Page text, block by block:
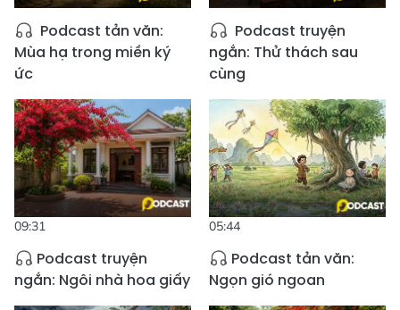
Podcast tản văn:
Mùa hạ trong miền ký
ức
Podcast truyện
ngắn: Thử thách sau
cùng
09:31
Podcast truyện
ngắn: Ngôi nhà hoa giấy
05:44
Podcast tản văn:
Ngọn gió ngoan